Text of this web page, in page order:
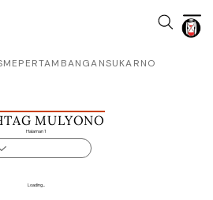
MULYONO
Halaman 1
Loading...
PERTAMBANGANSUKARNO